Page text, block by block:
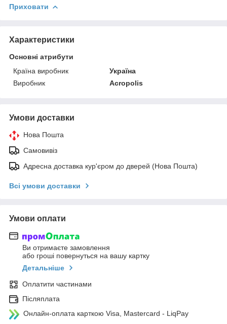
Приховати
Характеристики
Основні атрибути
Країна виробник
Україна
Виробник
Acropolis
Умови доставки
Нова Пошта
Самовивіз
Адресна доставка кур'єром до дверей (Нова Пошта)
Всі умови доставки
Умови оплати
Ви отримаєте замовлення
або гроші повернуться на вашу картку
Детальніше
Оплатити частинами
Післяплата
Онлайн-оплата карткою Visa, Mastercard - LiqPay